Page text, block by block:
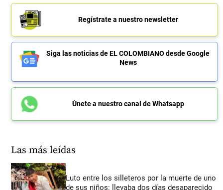
Regístrate a nuestro newsletter
Siga las noticias de EL COLOMBIANO desde Google
News
Únete a nuestro canal de Whatsapp
Las más leídas
Luto entre los silleteros por la muerte de uno
de sus niños: llevaba dos días desaparecido